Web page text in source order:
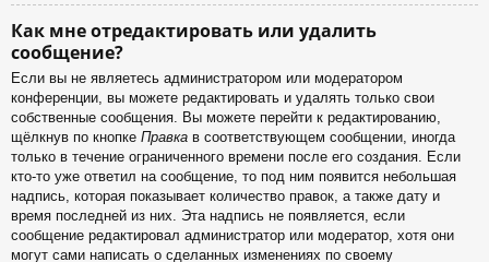
Как мне отредактировать или удалить
сообщение?
Если вы не являетесь администратором или модератором
конференции, вы можете редактировать и удалять только свои
собственные сообщения. Вы можете перейти к редактированию,
щёлкнув по кнопке Правка в соответствующем сообщении, иногда
только в течение ограниченного времени после его создания. Если
кто-то уже ответил на сообщение, то под ним появится небольшая
надпись, которая показывает количество правок, а также дату и
время последней из них. Эта надпись не появляется, если
сообщение редактировал администратор или модератор, хотя они
могут сами написать о сделанных изменениях по своему